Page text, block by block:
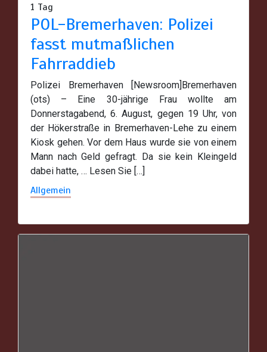
1 Tag
POL-Bremerhaven: Polizei
fasst mutmaßlichen
Fahrraddieb
Polizei Bremerhaven [Newsroom]Bremerhaven
(ots) – Eine 30-jährige Frau wollte am
Donnerstagabend, 6. August, gegen 19 Uhr, von
der Hökerstraße in Bremerhaven-Lehe zu einem
Kiosk gehen. Vor dem Haus wurde sie von einem
Mann nach Geld gefragt. Da sie kein Kleingeld
dabei hatte, … Lesen Sie […]
Allgemein